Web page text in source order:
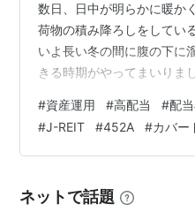
数日、日中が明らかに暖か
荷物の積み降ろしをしてい
いよ長い冬の間に腹の下に
きる時期がやってまいりま
ですが今回はいつもの比較
額【前週末との差額】だけ
り、-195.9万円（-2.46%
で「大金を失った」という
#資産運用 #高配当 #配
#J-REIT #452A #カバー
ネットで話題